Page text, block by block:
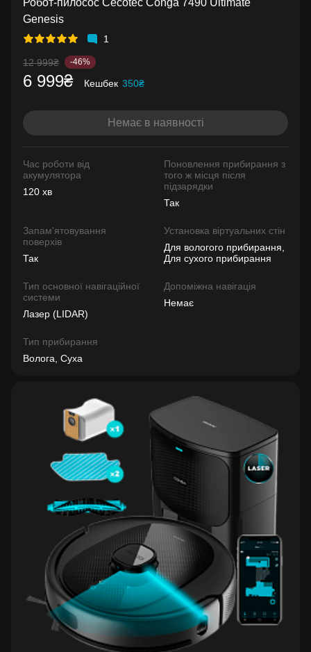
Робот-пилосос Cecotec Conga 7490 Ultimate
Genesis
1
12 999₴ -46%
6 999₴ Кешбек 350₴
Немає в наявності
Час роботи від
акумулятора
120 хв
Поновлення прибирання з
того ж місця після
підзарядки
Так
Запам'ятовування
поверхів
Так
Установка віртуальних стін
Для вологого прибирання,
Для сухого прибирання
Тип основної навігаційної
системи
Лазер (LIDAR)
Допоміжна навігація
Немає
Тип прибирання
Волога, Суха